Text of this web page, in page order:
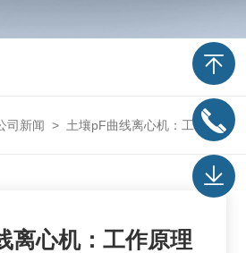
司新闻 > 土壤pF曲线离心机：工作原理与应用场景解析
离心机：工作原理